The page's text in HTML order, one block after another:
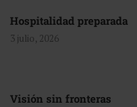
Hospitalidad preparada
3 julio, 2026
Visión sin fronteras